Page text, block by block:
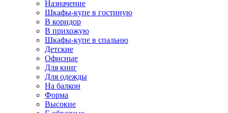
Назначение
Шкафы-купе в гостиную
В коридор
В прихожую
Шкафы-купе в спальню
Детские
Офисные
Для книг
Для одежды
На балкон
Форма
Высокие